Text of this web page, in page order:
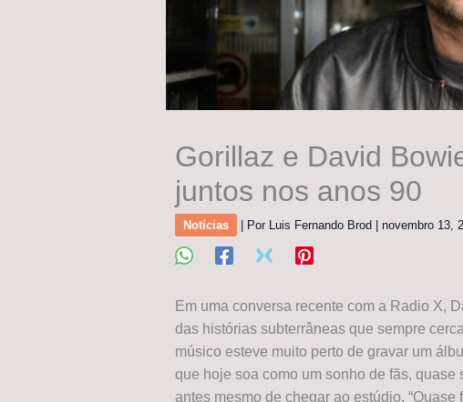
Gorillaz e David
juntos nos anos 90
Notícias | Por Luis Fernando Brod novembro 13,
Em uma conversa recente com a Radio X,
das histórias subterrâneas que sempre
músico esteve muito perto de gravar um
que hoje soa como um sonho de fãs,
antes mesmo de chegar ao estúdio.